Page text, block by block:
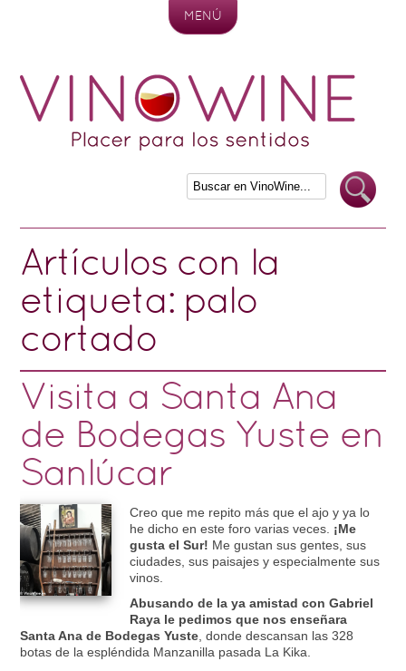
MENÚ
Artículos con la
etiqueta: palo
cortado
Visita a Santa Ana
de Bodegas Yuste en
Sanlúcar
Creo que me repito más que el ajo y ya lo
he dicho en este foro varias veces. ¡Me
gusta el Sur! Me gustan sus gentes, sus
ciudades, sus paisajes y especialmente sus
vinos.
Abusando de la ya amistad con Gabriel
Raya le pedimos que nos enseñara
Santa Ana de Bodegas Yuste , donde descansan las 328
botas de la espléndida Manzanilla pasada La Kika.